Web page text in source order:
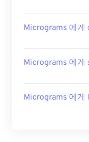
Micrograms 에게
Micrograms 에게
Micrograms 에게